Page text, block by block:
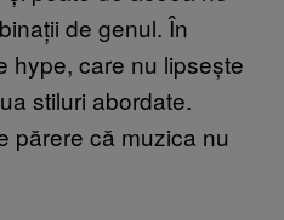
de genul. În
hype, care nu lipsește
stiluri abordate.
părere că muzica nu